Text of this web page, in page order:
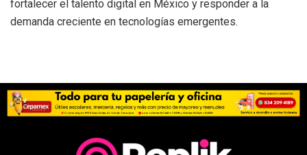
fortalecer el talento digital en México y responder a la
demanda creciente en tecnologías emergentes.